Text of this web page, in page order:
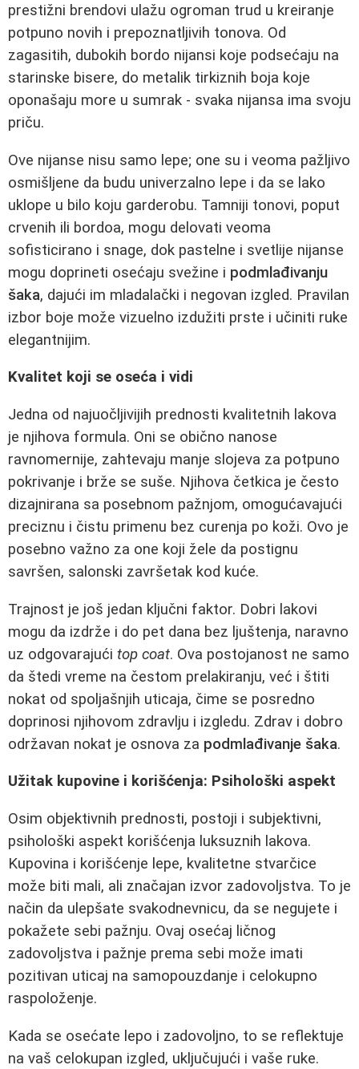
prestižni brendovi ulažu ogroman trud u kreiranje
potpuno novih i prepoznatljivih tonova. Od
zagasitih, dubokih bordo nijansi koje podsećaju na
starinske bisere, do metalik tirkiznih boja koje
oponašaju more u sumrak - svaka nijansa ima svoju
priču.
Ove nijanse nisu samo lepe; one su i veoma pažljivo
osmišljene da budu univerzalno lepe i da se lako
uklope u bilo koju garderobu. Tamniji tonovi, poput
crvenih ili bordoa, mogu delovati veoma
sofisticirano i snage, dok pastelne i svetlije nijanse
mogu doprineti osećaju svežine i podmlađivanju
šaka, dajući im mladalački i negovan izgled. Pravilan
izbor boje može vizuelno izdužiti prste i učiniti ruke
elegantnijim.
Kvalitet koji se oseća i vidi
Jedna od najuočljivijih prednosti kvalitetnih lakova
je njihova formula. Oni se obično nanose
ravnomernije, zahtevaju manje slojeva za potpuno
pokrivanje i brže se suše. Njihova četkica je često
dizajnirana sa posebnom pažnjom, omogućavajući
preciznu i čistu primenu bez curenja po koži. Ovo je
posebno važno za one koji žele da postignu
savršen, salonski završetak kod kuće.
Trajnost je još jedan ključni faktor. Dobri lakovi
mogu da izdrže i do pet dana bez ljuštenja, naravno
uz odgovarajući top coat. Ova postojanost ne samo
da štedi vreme na čestom prelakiranju, već i štiti
nokat od spoljašnjih uticaja, čime se posredno
doprinosi njihovom zdravlju i izgledu. Zdrav i dobro
održavan nokat je osnova za podmlađivanje šaka.
Užitak kupovine i korišćenja: Psihološki aspekt
Osim objektivnih prednosti, postoji i subjektivni,
psihološki aspekt korišćenja luksuznih lakova.
Kupovina i korišćenje lepe, kvalitetne stvarčice
može biti mali, ali značajan izvor zadovoljstva. To je
način da ulepšate svakodnevnicu, da se negujete i
pokažete sebi pažnju. Ovaj osećaj ličnog
zadovoljstva i pažnje prema sebi može imati
pozitivan uticaj na samopouzdanje i celokupno
raspoloženje.
Kada se osećate lepo i zadovoljno, to se reflektuje
na vaš celokupan izgled, uključujući i vaše ruke.